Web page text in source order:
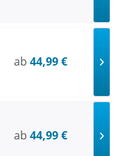
ab 44,99 €
ab 44,99 €